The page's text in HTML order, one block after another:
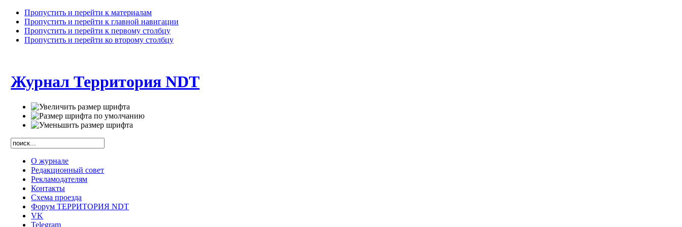
Пропустить и перейти к материалам
Пропустить и перейти к главной навигации
Пропустить и перейти к первому столбцу
Пропустить и перейти ко второму столбцу
Журнал Территория NDT
О журнале
Редакционный совет
Рекламодателям
Контакты
Схема проезда
Форум ТЕРРИТОРИЯ NDT
VK
Telegram